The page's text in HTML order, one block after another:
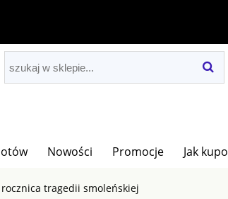
Nowości Promocje Jak
rocznica tragedii smoleńskiej